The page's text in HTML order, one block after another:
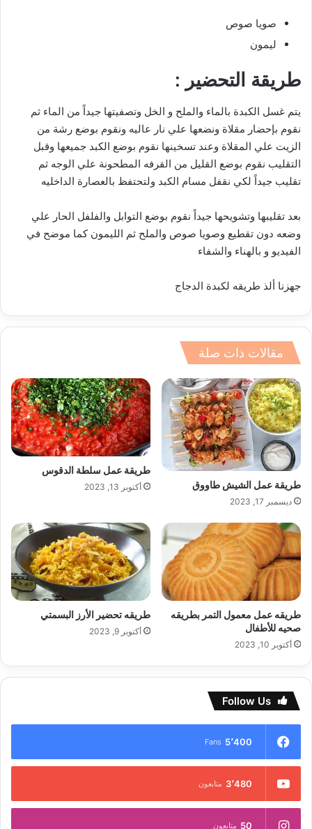
صويا صوص
ليمون
طريقة التحضير :
يتم غسل الكبدة بالماء والملح و الخل وتصفيتها جيداً من الماء ثم
نقوم بإحضار مقلاة ونضعها علي نار عاليه ونقوم بوضع رشة من
الزيت علي المقلاة وعند تسخينها نقوم بوضع الكبد جميعها وقبل
التقليب نقوم بوضع القليل من القرفه المطحونة علي الوجه ثم
تقليب جيداً لكي نقفل مسام الكبد ولتحتفظ بالعصارة الداخليه
بعد تقليبها وتشويحها جيداً نقوم بوضع التوابل والفلفل الحار علي
وضعه دون تقطيع وصويا صوص والملح ثم الليمون كما موضح في
الفيديو و بالهناء والشفاء
جهزنا ألذ طريقه لكبدة الدجاج
مقالات ذات صلة
طريقة عمل الشيش طاووق
ديسمبر 17, 2023
طريقة عمل سلطة الدقوس
أكتوبر 13, 2023
طريقه عمل معمول التمر بطريقه
صحيه للأطفال
أكتوبر 10, 2023
طريقه تحضير الأرز البسمتي
أكتوبر 9, 2023
Follow Us
5٬400 Fans
3٬480 متابعون
50 متابعون